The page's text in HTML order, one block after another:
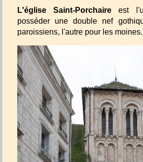
L'église Saint-Porchaire est
posséder une double nef
paroissiens, l'autre pour les moines.